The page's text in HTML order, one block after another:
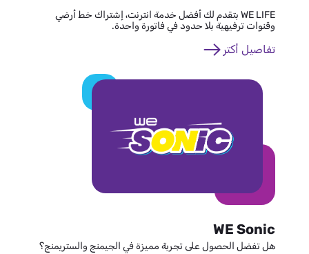
WE LIFE بتقدم لك أفضل خدمة انترنت، إشتراك خط أرضي
وقنوات ترفيهية بلا حدود في فاتورة واحدة.
تفاصيل أكتر
WE Sonic
هل تفضل الحصول على تجربة مميزة في الجيمنج والستريمنج؟